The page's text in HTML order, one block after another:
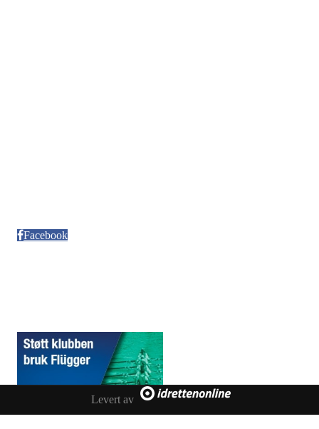
Facebook
Levert av